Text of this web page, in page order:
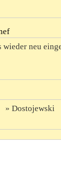
neu
Dostojewski